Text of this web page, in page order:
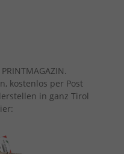
kostenlos per Post
in ganz Tirol